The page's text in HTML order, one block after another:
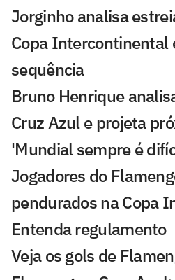
Jorginho analisa
Copa Intercontinental
sequência
Bruno Henrique
Cruz Azul e projeta
'Mundial sempre é
Jogadores do
pendurados na Copa
Entenda regulamento
Veja os gols de